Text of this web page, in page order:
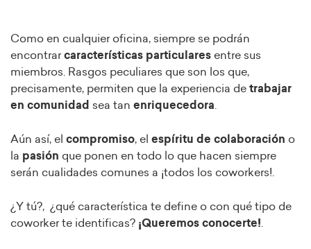
Como en cualquier oficina, siempre se podrán
encontrarcaracterísticas particulares entre sus
miembros. Rasgos peculiares que son los que,
precisamente, permiten que la experiencia de trabajar
en comunidad sea tan enriquecedora.
Aún así, el compromiso, el espíritu de colaboración o
la pasión que ponen en todo lo que hacen siempre
serán cualidades comunes a ¡todos los coworkers!.
¿Y tú?, ¿qué característica te define o con qué tipo de
coworker te identificas? ¡Queremos conocerte!.